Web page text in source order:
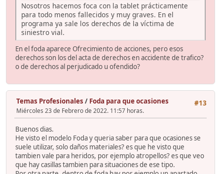
Nosotros hacemos foca con la tablet prácticamente
para todo menos fallecidos y muy graves. En el
programa ya sale los derechos de la víctima de
siniestro vial.
En el foda aparece Ofrecimiento de acciones, pero esos
derechos son los del acta de derechos en accidente de trafico?
o de derechos al perjudicado u ofendido?
#13
Temas Profesionales / Foda para que ocasiones
Miércoles 23 de Febrero de 2022. 11:57 horas.
Buenos dias.
He visto el modelo Foda y queria saber para que ocasiones se
suele utilizar, solo daños materiales? es que he visto que
tambien vale para heridos, por ejemplo atropellos? es que veo
que hay casillas tambien para situaciones de ese tipo.